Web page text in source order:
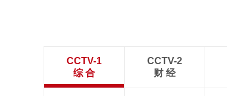
CCTV-1
综 合
CCTV-2
财 经